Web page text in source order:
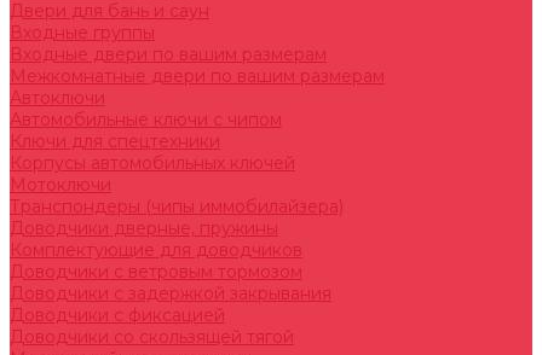
Двери для бань и саун
Входные группы
Входные двери по вашим размерам
Межкомнатные двери по вашим размерам
Автоключи
Автомобильные ключи с чипом
Ключи для спецтехники
Корпусы автомобильных ключей
Мотоключи
Транспондеры (чипы иммобилайзера)
Доводчики дверные, пружины
Комплектующие для доводчиков
Доводчики с ветровым тормозом
Доводчики с задержкой закрывания
Доводчики с фиксацией
Доводчики со скользящей тягой